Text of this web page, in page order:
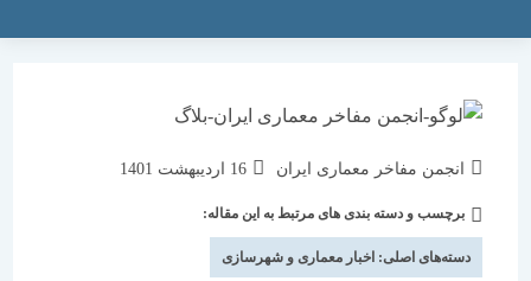
انجمن مفاخر معماری ایران
نوشته
شده
است:
16 اردیبهشت 1401
برچسب و دسته بندی های مرتبط به این مقاله:
دسته‌های اصلی:اخبار معماری و شهرسازی